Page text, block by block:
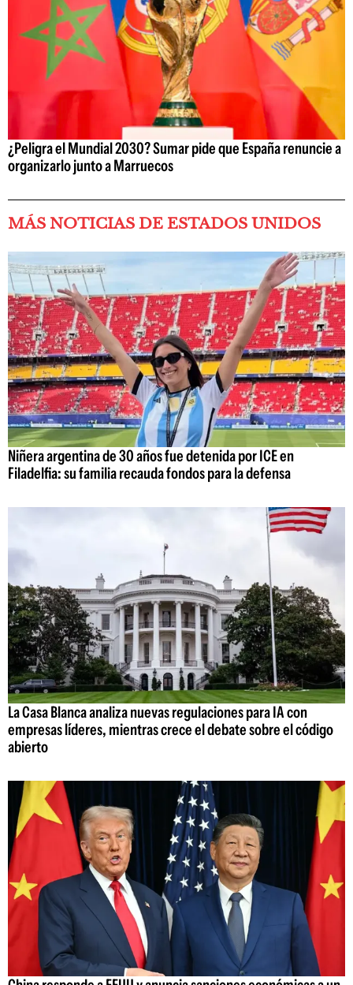
¿Peligra el Mundial 2030? Sumar pide que España renuncie a
organizarlo junto a Marruecos
MÁS NOTICIAS DE ESTADOS UNIDOS
Niñera argentina de 30 años fue detenida por ICE en
Filadelfia: su familia recauda fondos para la defensa
La Casa Blanca analiza nuevas regulaciones para IA con
empresas líderes, mientras crece el debate sobre el código
abierto